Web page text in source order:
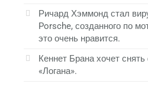
Ричард Хэммонд стал
Porsche, созданного по
это очень нравится.
Кеннет Брана хочет
«Логана».